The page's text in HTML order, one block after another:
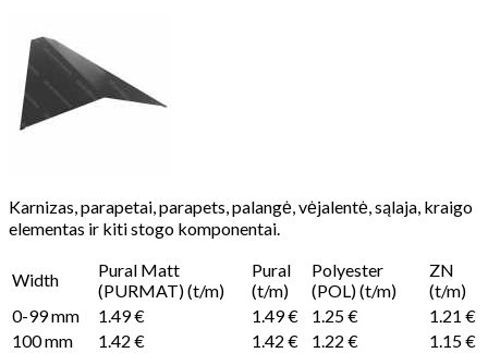
Karnizas, parapetai, parapets, palangė, vėjalentė, sąlaja, kraigo
elementas ir kiti stogo komponentai.
Width
Pural Matt
(PURMAT) (t/m)
Pural
(t/m)
Polyester
(POL) (t/m)
ZN
(t/m)
0-99 mm
1.49 € 1.49 € 1.25 €
1.21 €
100 mm
1.42 € 1.42 € 1.22 €
1.15 €